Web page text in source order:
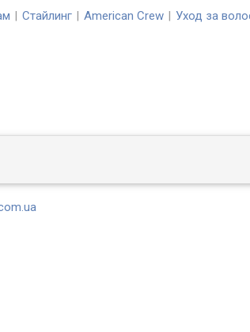
Стайлинг American Crew Уход за